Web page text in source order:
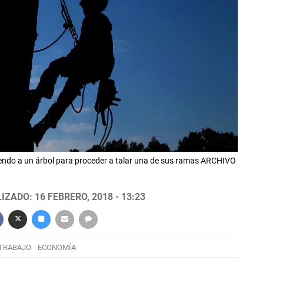
a un árbol para proceder a talar una de sus ramas ARCHIVO
16 FEBRERO, 2018 - 13:23
ECONOMÍA